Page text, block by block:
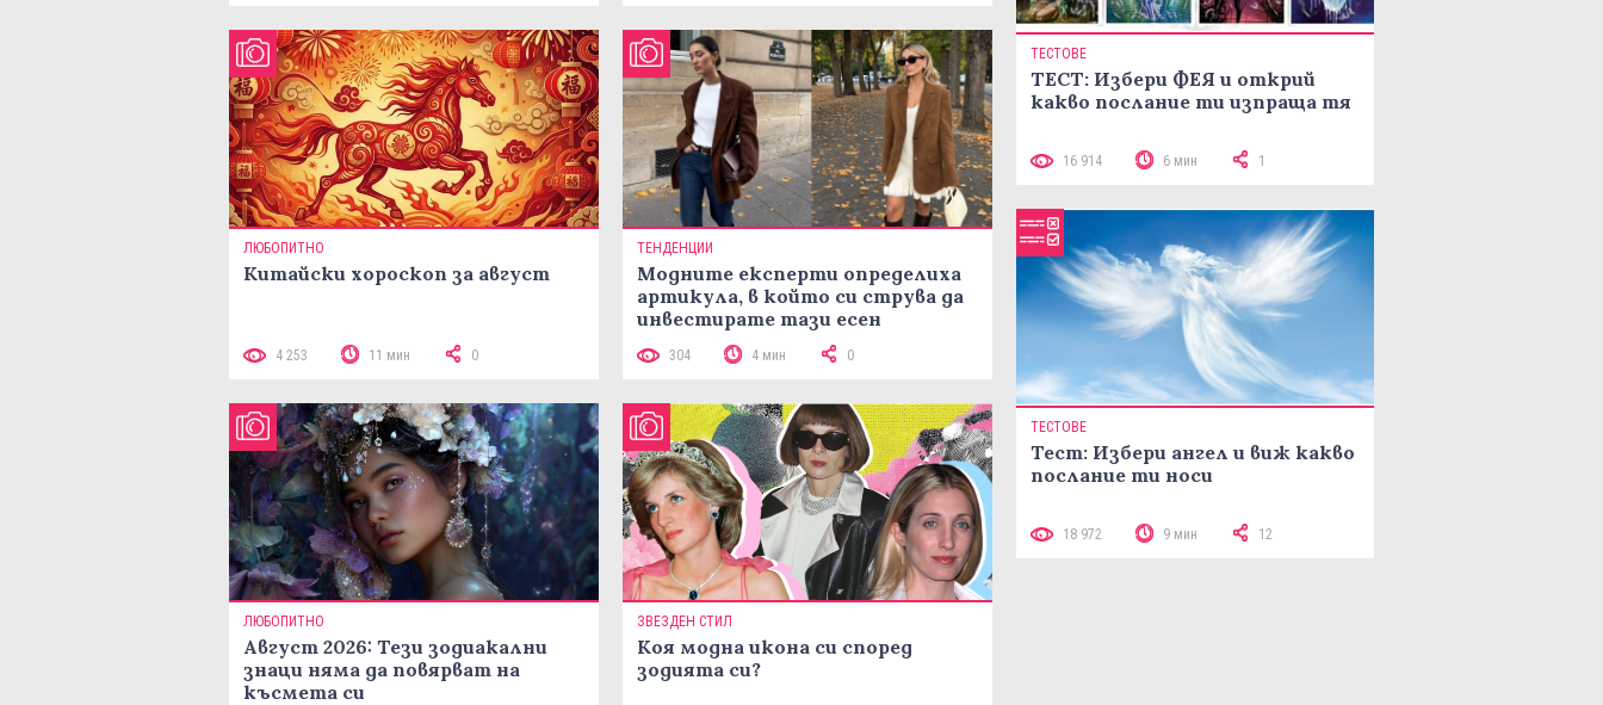
ЛЮБОПИТНО
Китайски хороскоп за август
4 253 11 мин 0
ТЕНДЕНЦИИ
Модните експерти определиха
артикула, в който си струва да
инвестирате тази есен
304 4 мин 0
ЛЮБОПИТНО
Август 2026: Тези зодиакални
знаци няма да повярват на
късмета си
ЗВЕЗДЕН СТИЛ
Коя модна икона си според
зодията си?
ТЕСТОВЕ
ТЕСТ: Избери ФЕЯ и открий
какво послание ти изпраща тя
16 914 6 мин 1
ТЕСТОВЕ
Тест: Избери ангел и виж какво
послание ти носи
18 972 9 мин 12